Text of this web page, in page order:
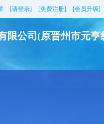
[请登录] [免费注册] [会员升级]
限公司(原晋州市元亨